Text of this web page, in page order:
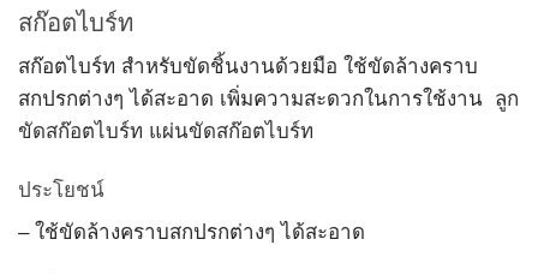
สก๊อตไบร์ท
สก๊อตไบร์ท สำหรับขัดชิ้นงานด้วยมือ ใช้ขัดล้างคราบ
สกปรกต่างๆ ได้สะอาด เพิ่มความสะดวกในการใช้งาน ลูก
ขัดสก๊อตไบร์ท แผ่นขัดสก๊อตไบร์ท
ประโยชน์
– ใช้ขัดล้างคราบสกปรกต่างๆ ได้สะอาด